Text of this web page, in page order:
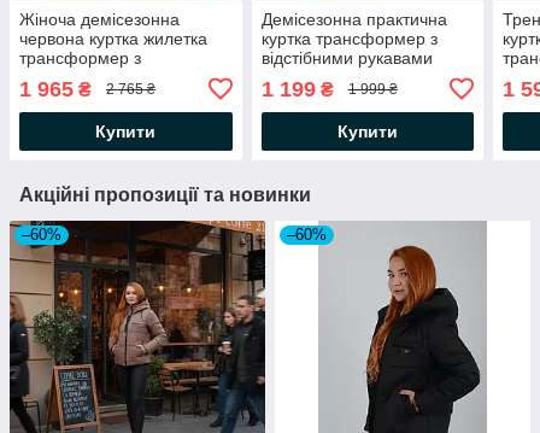
Жіноча демісезонна
червона куртка жилетка
трансформер з
1 965 ₴ 2 765 ₴
Купити
Демісезонна практична
куртка трансформер з
відстібними рукавами
1 199₴ 1 999 ₴
Купити
1
Акційні пропозиції та новинки
–60% –60%